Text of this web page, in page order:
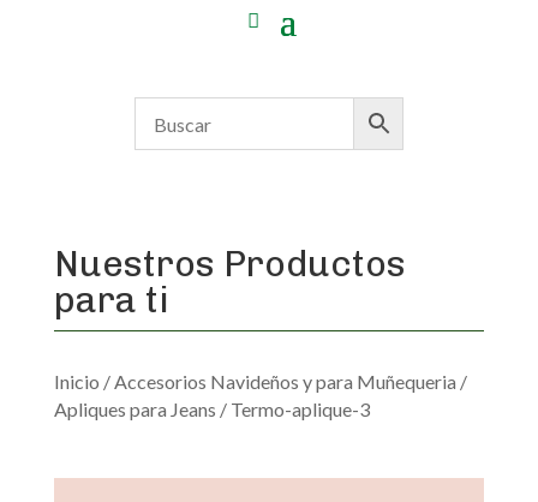
Nuestros Productos
para ti
Inicio /Accesorios Navideños y para Muñequeria /
Apliques para Jeans / Termo-aplique-3